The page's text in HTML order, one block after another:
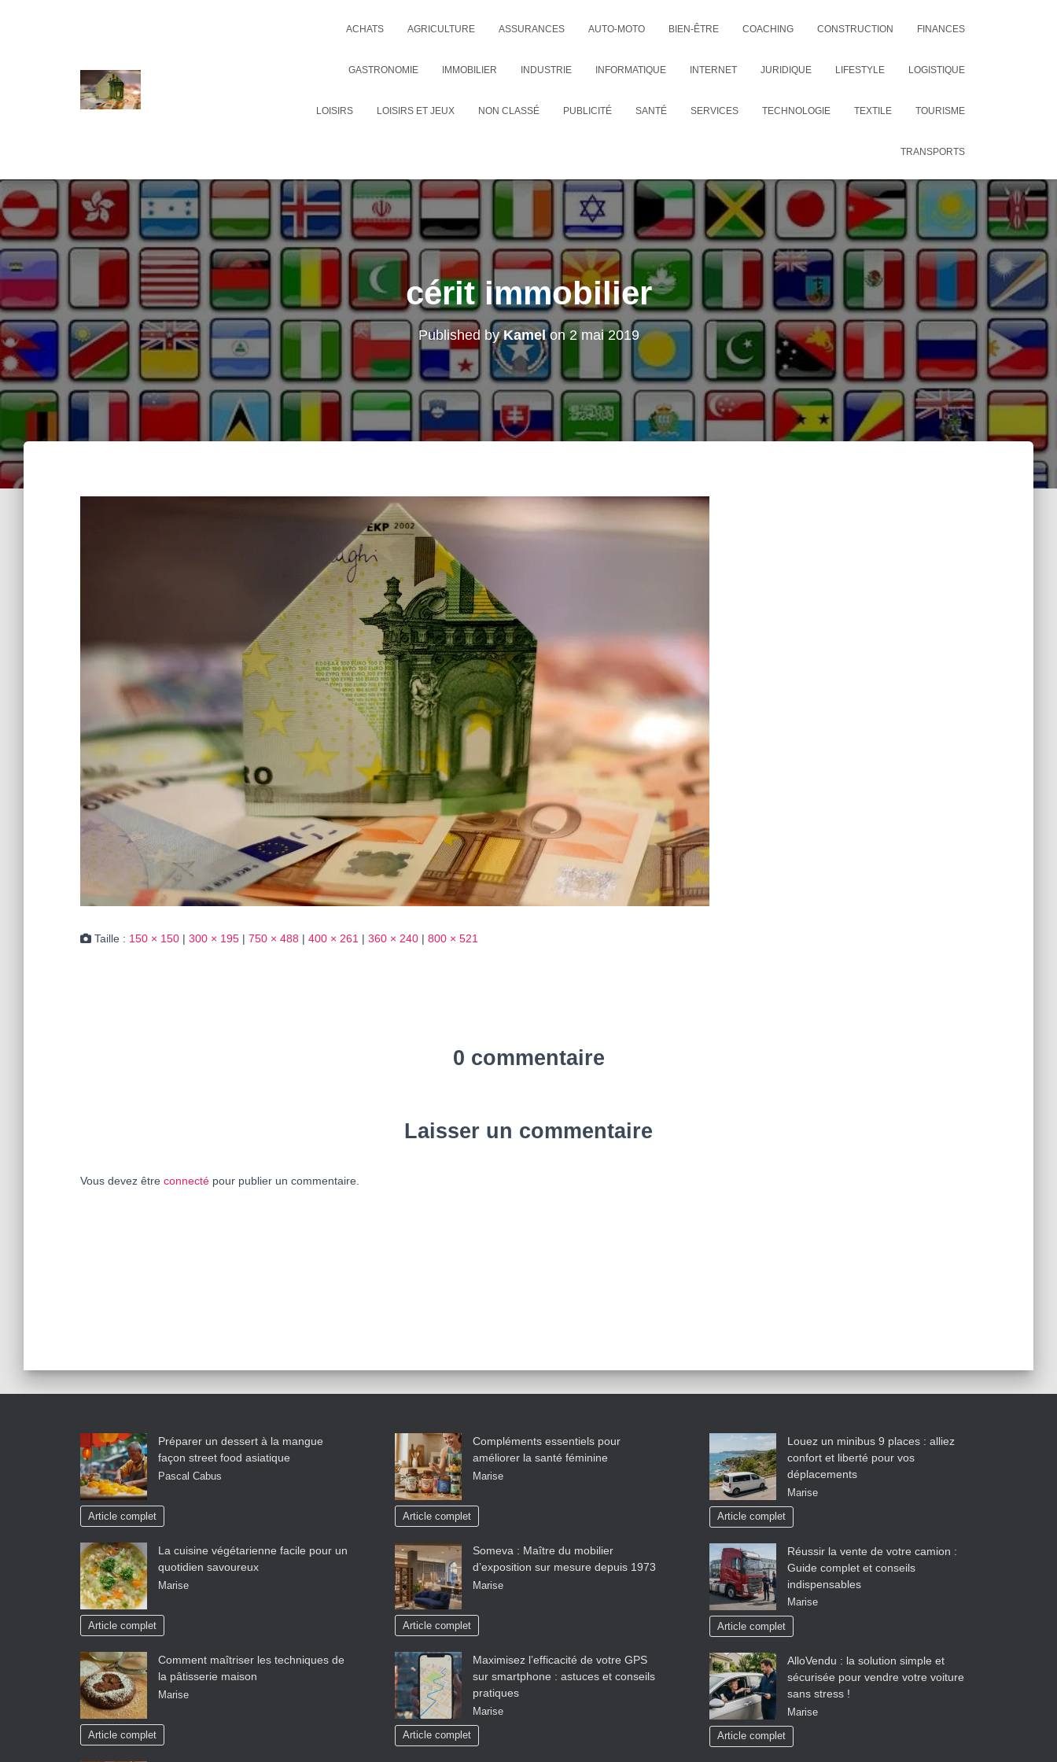
ACHATS AGRICULTURE ASSURANCES AUTO-MOTO BIEN-ÊTRE COACHING CONSTRUCTION FINANCES
GASTRONOMIE IMMOBILIER INDUSTRIE INFORMATIQUE INTERNET JURIDIQUE LIFESTYLE LOGISTIQUE
LOISIRS LOISIRS ET JEUX NON CLASSÉ PUBLICITÉ SANTÉ SERVICES TECHNOLOGIE TEXTILE TOURISME
TRANSPORTS
cérit immobilier
Published byKamelon2 mai 2019
Taille : 150 × 150 | 300 × 195 | 750 × 488 | 400 × 261 | 360 × 240 | 800 × 521
0 commentaire
Laisser un commentaire
Vous devez être connecté pour publier un commentaire.
Préparer un dessert à la mangue
façon street food asiatique
Pascal Cabus
Article complet
La cuisine végétarienne facile pour un
quotidien savoureux
Marise
Article complet
Comment maîtriser les techniques de
la pâtisserie maison
Marise
Article complet
Compléments essentiels pour
améliorer la santé féminine
Marise
Article complet
Someva : Maître du mobilier
d’exposition sur mesure depuis 1973
Marise
Article complet
Maximisez l’efficacité de votre GPS
sur smartphone : astuces et conseils
pratiques
Marise
Article complet
Louez un minibus 9 places : alliez
confort et liberté pour vos
déplacements
Marise
Article complet
Réussir la vente de votre camion :
Guide complet et conseils
indispensables
Marise
Article complet
AlloVendu : la solution simple et
sécurisée pour vendre votre voiture
sans stress !
Marise
Article complet